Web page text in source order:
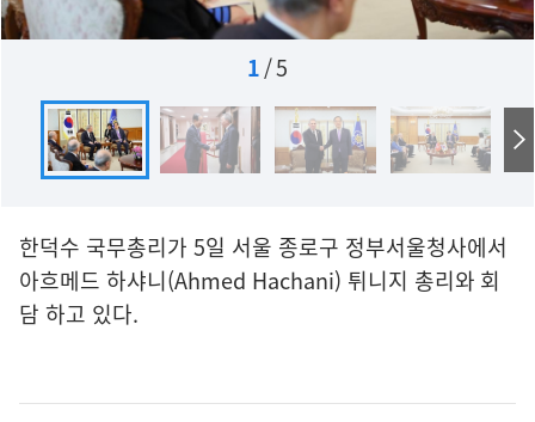
1/5
한덕수 국무총리가 5일 서울 종로구 정부서울청사에서
아흐메드 하샤니(Ahmed Hachani) 튀니지 총리와 회
담 하고 있다.